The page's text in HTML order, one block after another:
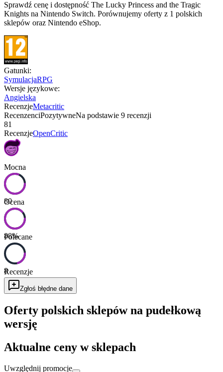
Sprawdź cenę i dostępność The Lucky Princess and the Tragic
Knights na Nintendo Switch. Porównujemy oferty z 1 polskich
sklepów oraz Nintendo eShop.
Gatunki:
SymulacjaRPG
Wersje językowe:
Angielska
RecenzjeMetacritic
RecenzenciPozytywneNa podstawie 9 recenzji
81
RecenzjeOpenCritic
Mocna
80
Ocena
88%
Polecane
8
Recenzje
Zgłoś błędne dane
Oferty polskich sklepów na pudełkową
wersję
Aktualne ceny w sklepach
Uwzględnij promocje